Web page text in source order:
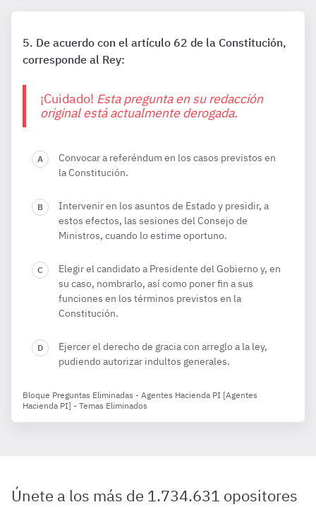
De acuerdo con el artículo 62 de la Constitución,
corresponde al Rey:
¡Cuidado! Esta pregunta en su redacción
original está actualmente derogada.
Convocar a referéndum en los casos previstos en
la Constitución.
Intervenir en los asuntos de Estado y presidir, a
estos efectos, las sesiones del Consejo de
Ministros, cuando lo estime oportuno.
Elegir el candidato a Presidente del Gobierno y, en
su caso, nombrarlo, así como poner fin a sus
funciones en los términos previstos en la
Constitución.
Ejercer el derecho de gracia con arreglo a la ley,
pudiendo autorizar indultos generales.
Bloque Preguntas Eliminadas - Agentes Hacienda PI [Agentes
Hacienda PI] - Temas Eliminados
Únete a los más de 1.734.631 opositores